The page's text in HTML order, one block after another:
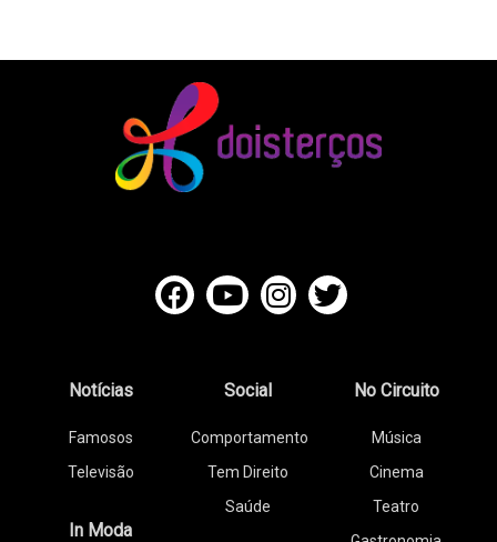
Notícias
Famosos
Televisão
In Moda
Social
Comportamento
Tem Direito
Saúde
No Circuito
Música
Cinema
Teatro